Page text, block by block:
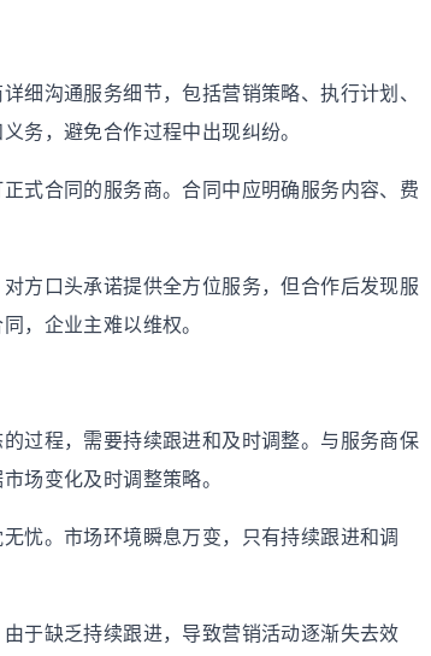
细沟通服务细节，包括营销策略、执行计划、
务，避免合作过程中出现纠纷。
式合同的服务商。合同中应明确服务内容、费
方口头承诺提供全方位服务，但合作后发现服
，企业主难以维权。
过程，需要持续跟进和及时调整。与服务商保
场变化及时调整策略。
忧。市场环境瞬息万变，只有持续跟进和调
于缺乏持续跟进，导致营销活动逐渐失去效